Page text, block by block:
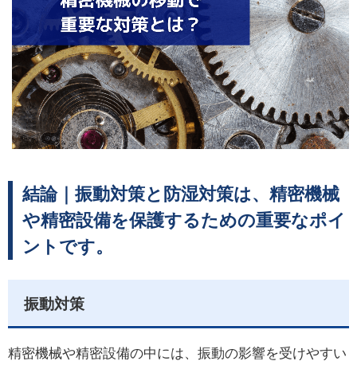
結論｜振動対策と防湿対策は、精密機械
や精密設備を保護するための重要なポイ
ントです。
振動対策
精密機械や精密設備の中には、振動の影響を受けやすい